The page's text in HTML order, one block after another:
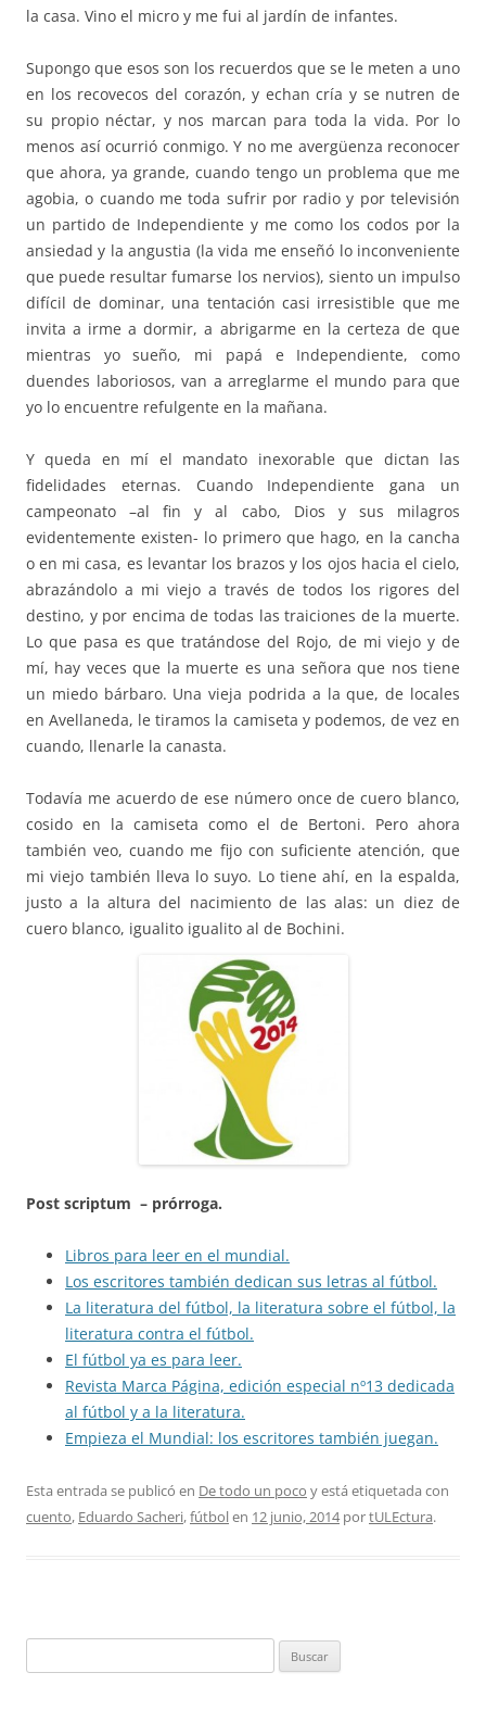
la casa. Vino el micro y me fui al jardín de infantes.
Supongo que esos son los recuerdos que se le meten a uno
en los recovecos del corazón, y echan cría y se nutren de
su propio néctar, y nos marcan para toda la vida. Por lo
menos así ocurrió conmigo. Y no me avergüenza reconocer
que ahora, ya grande, cuando tengo un problema que me
agobia, o cuando me toda sufrir por radio y por televisión
un partido de Independiente y me como los codos por la
ansiedad y la angustia (la vida me enseñó lo inconveniente
que puede resultar fumarse los nervios), siento un impulso
difícil de dominar, una tentación casi irresistible que me
invita a irme a dormir, a abrigarme en la certeza de que
mientras yo sueño, mi papá e Independiente, como
duendes laboriosos, van a arreglarme el mundo para que
yo lo encuentre refulgente en la mañana.
Y queda en mí el mandato inexorable que dictan las
fidelidades eternas. Cuando Independiente gana un
campeonato –al fin y al cabo, Dios y sus milagros
evidentemente existen- lo primero que hago, en la cancha
o en mi casa, es levantar los brazos y los ojos hacia el cielo,
abrazándolo a mi viejo a través de todos los rigores del
destino, y por encima de todas las traiciones de la muerte.
Lo que pasa es que tratándose del Rojo, de mi viejo y de
mí, hay veces que la muerte es una señora que nos tiene
un miedo bárbaro. Una vieja podrida a la que, de locales
en Avellaneda, le tiramos la camiseta y podemos, de vez en
cuando, llenarle la canasta.
Todavía me acuerdo de ese número once de cuero blanco,
cosido en la camiseta como el de Bertoni. Pero ahora
también veo, cuando me fijo con suficiente atención, que
mi viejo también lleva lo suyo. Lo tiene ahí, en la espalda,
justo a la altura del nacimiento de las alas: un diez de
cuero blanco, igualito igualito al de Bochini.
Post scriptum – prórroga.
Libros para leer en el mundial.
Los escritores también dedican sus letras al fútbol.
La literatura del fútbol, la literatura sobre el fútbol, la
literatura contra el fútbol.
El fútbol ya es para leer.
Revista Marca Página, edición especial nº13 dedicada
al fútbol y a la literatura.
Empieza el Mundial: los escritores también juegan.
Esta entrada se publicó en De todo un poco y está etiquetada con
cuento, Eduardo Sacheri,fútbolen 12 junio, 2014portULEctura.